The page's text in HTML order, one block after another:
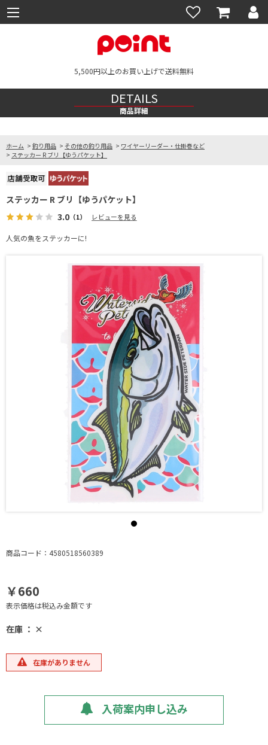
5,500円以上のお買い上げで送料無料
DETAILS
商品詳細
ホーム > 釣り用品 > その他の釣り用品 > ワイヤーリーダー・仕掛巻など
> ステッカー R ブリ【ゆうパケット】
ステッカー R ブリ【ゆうパケット】
3.0（1） レビューを見る
人気の魚をステッカーに!
商品コード：4580518560389
￥660
表示価格は税込み金額です
在庫 ： ×
在庫がありません
入荷案内申し込み